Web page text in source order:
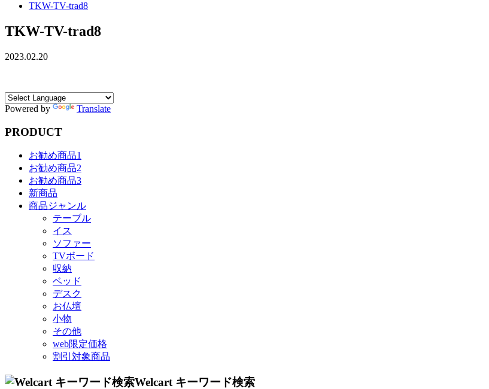
TKW-TV-trad8
TKW-TV-trad8
2023.02.20
Powered by Translate
PRODUCT
お勧め商品1
お勧め商品2
お勧め商品3
新商品
商品ジャンル
テーブル
イス
ソファー
TVボード
収納
ベッド
デスク
お仏壇
小物
その他
web限定価格
割引対象商品
Welcart キーワード検索